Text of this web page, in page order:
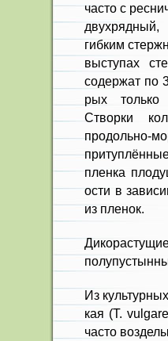
часто с
гибким
выступах
содержат по
рых
Створки
пленка
ости в
из пленок.
Из
кая (Т.
ча­сто